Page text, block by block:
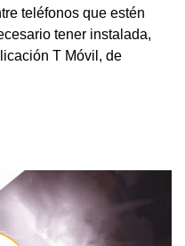
teléfonos que estén
tener instalada,
T Móvil, de